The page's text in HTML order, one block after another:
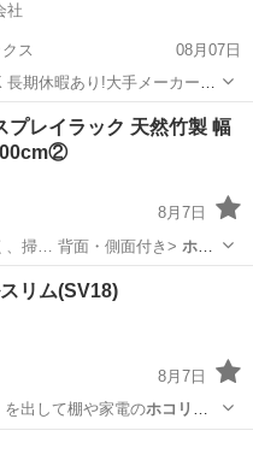
社
ス
08月07日
期休暇あり!大手メーカーの
ーター <履歴書不要 オンライ
<業種> オフィス・業務機器 <
プレイラック 天然竹製 幅
8月7日
、掃… 背面・側面付き> ホコ
リム(SV18)
8月7日
出して棚や家電のホコリ 取